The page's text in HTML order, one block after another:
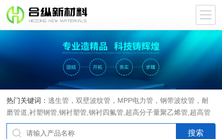
热门关键词：逃生管，双壁波纹管，MPP电力管，钢带波纹管，耐
磨管道,衬塑钢管,钢衬塑管,钢衬四氟管,超高分子量聚乙烯管,超高管